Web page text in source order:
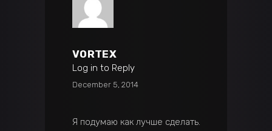
VORTEX
Log in to Reply
December 5, 2014
Я подумаю как лучше сделать.